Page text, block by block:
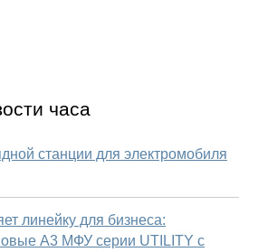
часа
станции для электромобиля
линейку для бизнеса:
А3 МФУ серии UTILITY с